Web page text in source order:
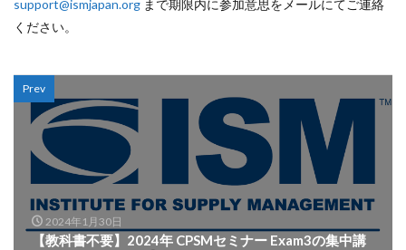
support@ismjapan.org まで期限内に参加意思をメールにてご連絡
ください。
Prev
2024年1月30日
【教科書不要】2024年 CPSMセミナー Exam3の集中講